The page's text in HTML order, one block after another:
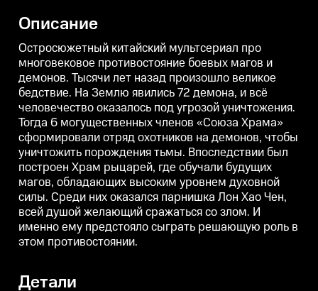
могущественных членов «Союза
Храма» сформировали отряд
охотников на демонов, чтобы
уничтожить порождения тьмы.
Впоследствии был построен
Храм рыцарей, где обучали
будущих магов, обладающих
высоким уровнем духовной
силы. Среди них оказался
парнишка Лон Хао Чен, всей
душой желающий сражаться со
злом. И именно ему предстояло
сыграть решающую роль в этом
противостоянии.
охотников на демонов, чтобы
уничтожить порождения тьмы.
Впоследствии был построен
Храм рыцарей, где обучали
будущих магов, обладающих
высоким уровнем духовной
силы. Среди них оказался
парнишка Лон Хао Чен, всей
душой желающий сражаться со
злом. И именно ему предстояло
сыграть решающую роль в этом
противостоянии.
Описание
Остросюжетный китайский мультсериал про
многовековое противостояние боевых магов и
демонов. Тысячи лет назад произошло великое
бедствие. На Землю явились 72 демона, и всё
человечество оказалось под угрозой уничтожения.
Тогда 6 могущественных членов «Союза Храма»
сформировали отряд охотников на демонов, чтобы
уничтожить порождения тьмы. Впоследствии был
построен Храм рыцарей, где обучали будущих
магов, обладающих высоким уровнем духовной
силы. Среди них оказался парнишка Лон Хао Чен,
всей душой желающий сражаться со злом. И
именно ему предстояло сыграть решающую роль в
этом противостоянии.
Детали